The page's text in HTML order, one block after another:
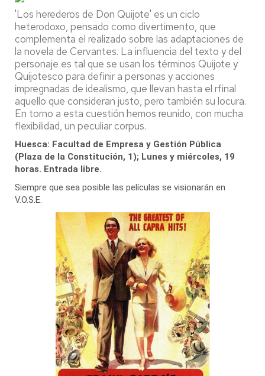
'Los herederos de Don Quijote' es un ciclo
heterodoxo, pensado como divertimento, que
complementa el realizado sobre las adaptaciones de
la novela de Cervantes. La influencia del texto y del
personaje es tal que se usan los términos Quijote y
Quijotesco para definir a personas y acciones
impregnadas de idealismo, que llevan hasta el rfinal
aquello que consideran justo, pero también su locura.
En torno a esta cuestión hemos reunido, con mucha
flexibilidad, un peculiar corpus.
Huesca: Facultad de Empresa y Gestión Pública
(Plaza de la Constitución, 1); Lunes y miércoles, 19
horas. Entrada libre.
Siempre que sea posible las películas se visionarán en
V.O.S.E.